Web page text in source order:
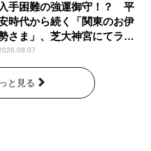
入手困難の強運御守！？ 平
時代から続く「関東のお伊
さま」、芝大神宮にてラン
ンプスが合格祈願！
と見る